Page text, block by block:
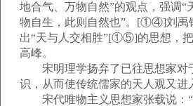
地合气、万物自然”的观点，强调“
物自生，此则自然也”。[①④]刘禹
出“天与人交相胜”[①⑤]的思想，
高峰。
宋明理学扬弃了已往思想家对
识，从而使传统儒家的天人观又进
宋代唯物主义思想家张载说：“